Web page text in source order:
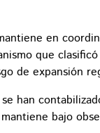
en
que
de expansión
han
bajo